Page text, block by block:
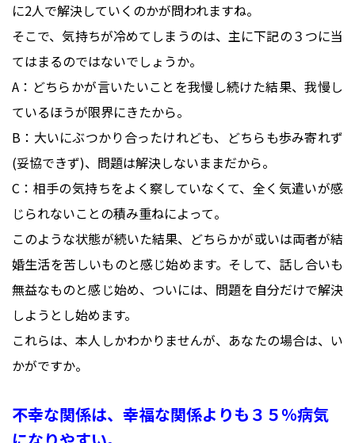
に2人で解決していくのかが問われますね。
そこで、気持ちが冷めてしまうのは、主に下記の３つに当
てはまるのではないでしょうか。
A：どちらかが言いたいことを我慢し続けた結果、我慢し
ているほうが限界にきたから。
B：大いにぶつかり合ったけれども、どちらも歩み寄れず
(妥協できず)、問題は解決しないままだから。
C：相手の気持ちをよく察していなくて、全く気遣いが感
じられないことの積み重ねによって。
このような状態が続いた結果、どちらかが或いは両者が結
婚生活を苦しいものと感じ始めます。そして、話し合いも
無益なものと感じ始め、ついには、問題を自分だけで解決
しようとし始めます。
これらは、本人しかわかりませんが、あなたの場合は、い
かがですか。
不幸な関係は、幸福な関係よりも３５％病気